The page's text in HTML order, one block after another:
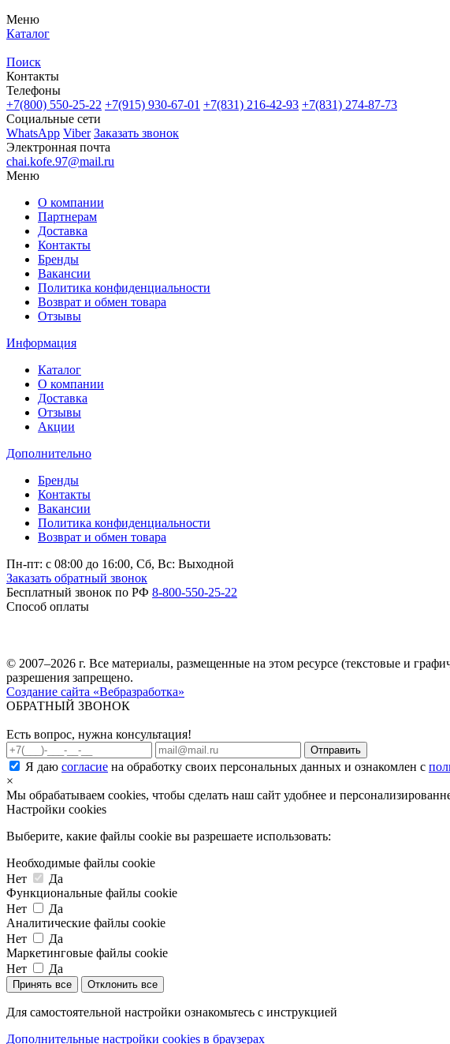
Меню
Каталог
Поиск
Контакты
Телефоны
+7(800) 550-25-22 +7(915) 930-67-01 +7(831) 216-42-93 +7(831) 274-87-73
Социальные сети
WhatsApp Viber Заказать звонок
Электронная почта
chai.kofe.97@mail.ru
Меню
О компании
Партнерам
Доставка
Контакты
Бренды
Вакансии
Политика конфиденциальности
Возврат и обмен товара
Отзывы
Информация
Каталог
О компании
Доставка
Отзывы
Акции
Дополнительно
Бренды
Контакты
Вакансии
Политика конфиденциальности
Возврат и обмен товара
Пн-пт: c 08:00 до 16:00, Сб, Вс: Выходной
Заказать обратный звонок
Бесплатный звонок по РФ 8-800-550-25-22
Способ оплаты
© 2007–2026 г. Все материалы, размещенные на этом ресурсе (текстовые и
разрешения запрещено.
Создание сайта «Вебразработка»
ОБРАТНЫЙ ЗВОНОК
Есть вопрос, нужна консультация!
Я даю согласие на обработку своих персональных данных и ознакомлен с
×
Мы обрабатываем cookies, чтобы сделать наш сайт удобнее и
Настройки cookies
Выберите, какие файлы cookie вы разрешаете использовать:
Необходимые файлы cookie
Нет
Да
Функциональные файлы cookie
Нет
Да
Аналитические файлы cookie
Нет
Да
Маркетинговые файлы cookie
Нет
Да
Принять все Отклонить все
Для самостоятельной настройки ознакомьтесь с инструкцией
Дополнительные настройки cookies в браузерах